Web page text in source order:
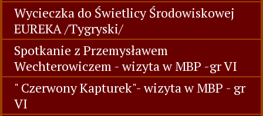
Wycieczka do Świetlicy Środowiskowej
EUREKA /Tygryski/
Spotkanie z Przemysławem
Wechterowiczem - wizyta w MBP -gr VI
" Czerwony Kapturek"- wizyta w MBP - gr
VI